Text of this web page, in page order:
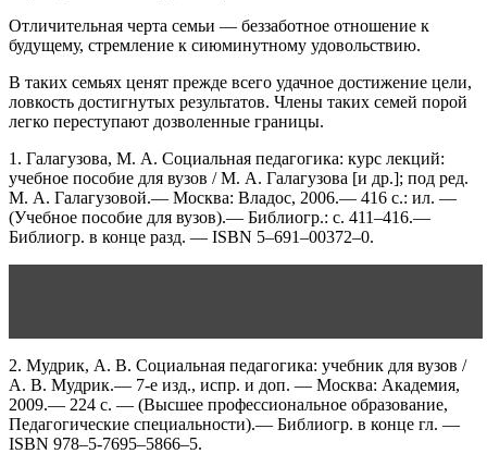
Отличительная черта семьи — беззаботное отношение к
будущему, стремление к сиюминутному удовольствию.
В таких семьях ценят прежде всего удачное достижение цели,
ловкость достигнутых результатов. Члены таких семей порой
легко переступают дозволенные границы.
1. Галагузова, М. А. Социальная педагогика: курс лекций:
учебное пособие для вузов / М. А. Галагузова [и др.]; под ред.
М. А. Галагузовой.— Москва: Владос, 2006.— 416 c.: ил. —
(Учебное пособие для вузов).— Библиогр.: с. 411–416.—
Библиогр. в конце разд. — ISBN 5–691–00372–0.
2. Мудрик, А. В. Социальная педагогика: учебник для вузов /
А. В. Мудрик.— 7-е изд., испр. и доп. — Москва: Академия,
2009.— 224 c. — (Высшее профессиональное образование,
Педагогические специальности).— Библиогр. в конце гл. —
ISBN 978–5-7695–5866–5.